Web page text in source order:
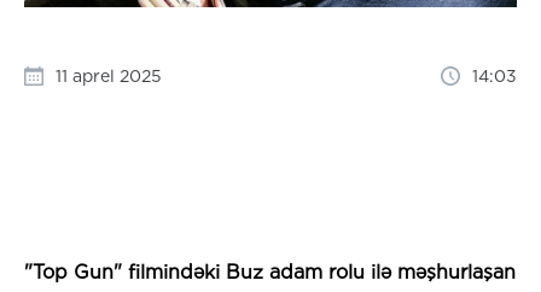
11 aprel 2025 14:03
"Top Gun" filmindəki Buz adam rolu ilə məşhurlaşan